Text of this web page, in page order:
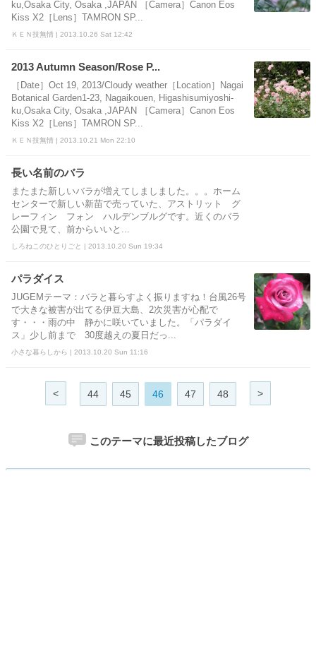
ku,Osaka City, Osaka ,JAPAN ［Camera］Canon Eos
Kiss X2［Lens］TAMRON SP...
ＫＥＮ技無情 | 2013.10.26 Sat 12:42
2013 Autumn Season/Rose P...
［Date］Oct 19, 2013/Cloudy weather［Location］Nagai
Botanical Garden1-23, Nagaikouen, Higashisumiyoshi-
ku,Osaka City, Osaka ,JAPAN ［Camera］Canon Eos
Kiss X2［Lens］TAMRON SP...
ＫＥＮ技無情 | 2013.10.21 Mon 22:10
長い名前のバラ
またまた新しいバラが増えてしましました。。。ホーム
センターで新しい新苗で売っていた、アストリット グ
レーフィン フォン ハルデンブルグです。近くのバラ
公園で見て、前からいいと...
しろねこのひとりごと | 2013.10.20 Sun 19:34
パラダイス
JUGEMテーマ：バラと暮らすよく振りますね！台風26号
で大きな被害が出てる伊豆大島、2次災害が心配で
す・・・雨の中 静かに咲いていました。「パラダイ
ス」少し前まで 30度越えの夏日だっ...
小さな暮らしから | 2013.10.20 Sun 11:16
< 44 45 46 47 48 >
このテーマに最近投稿したブログ